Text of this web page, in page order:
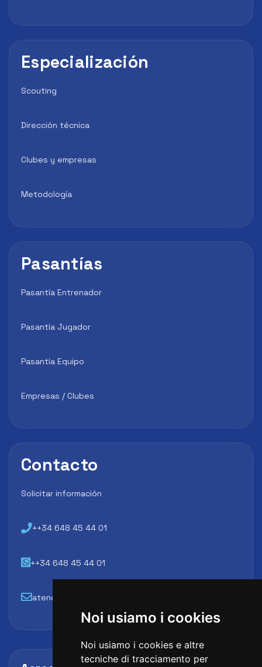
Noi usiamo i cookies
Noi usiamo i cookies e altre
tecniche di tracciamento per
Especialización
Scouting
Dirección técnica
Clubes y empresas
Metodología
Pasantías
Pasantía Entrenador
Pasantía Jugador
Pasantía Equipo
Empresas / Clubes
Contacto
Solicitar información
++34 648 45 44 01
++34 648 45 44 01
atencion@futbollab.com